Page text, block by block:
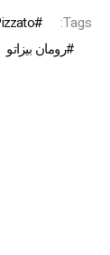
Tags:
رومان بيزاتو